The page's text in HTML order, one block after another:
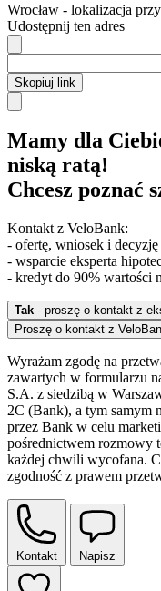
Wrocław - lokalizacja
Udostępnij ten adres
Skopiuj link
Mamy dla
niską ratą!
Chcesz poznać
Kontakt z VeloBank:
- ofertę, wniosek i
- wsparcie eksperta
- kredyt do 90% wartości
Tak - proszę o kontakt z
Proszę o kontakt z
Wyrażam zgodę na
zawartych w formularzu
S.A. z siedzibą w
2C (Bank), a tym samym
przez Bank w celu
pośrednictwem rozmowy
każdej chwili wycofana.
zgodność z prawem
Kontakt Napisz